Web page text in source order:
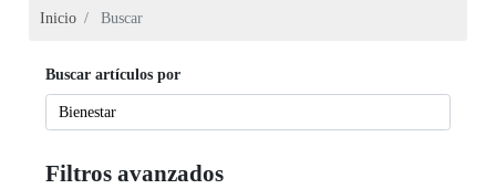
Inicio Buscar
Buscar artículos por
Filtros avanzados